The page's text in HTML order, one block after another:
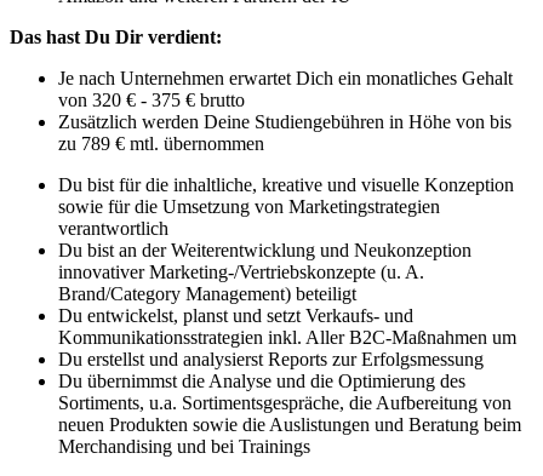
Das hast Du Dir verdient:
Je nach Unternehmen erwartet Dich ein monatliches Gehalt
von 320 € - 375 € brutto
Zusätzlich werden Deine Studiengebühren in Höhe von bis
zu 789 € mtl. übernommen
Du bist für die inhaltliche, kreative und visuelle Konzeption
sowie für die Umsetzung von Marketingstrategien
verantwortlich
Du bist an der Weiterentwicklung und Neukonzeption
innovativer Marketing-/Vertriebskonzepte (u. A.
Brand/Category Management) beteiligt
Du entwickelst, planst und setzt Verkaufs- und
Kommunikationsstrategien inkl. Aller B2C-Maßnahmen um
Du erstellst und analysierst Reports zur Erfolgsmessung
Du übernimmst die Analyse und die Optimierung des
Sortiments, u.a. Sortimentsgespräche, die Aufbereitung von
neuen Produkten sowie die Auslistungen und Beratung beim
Merchandising und bei Trainings